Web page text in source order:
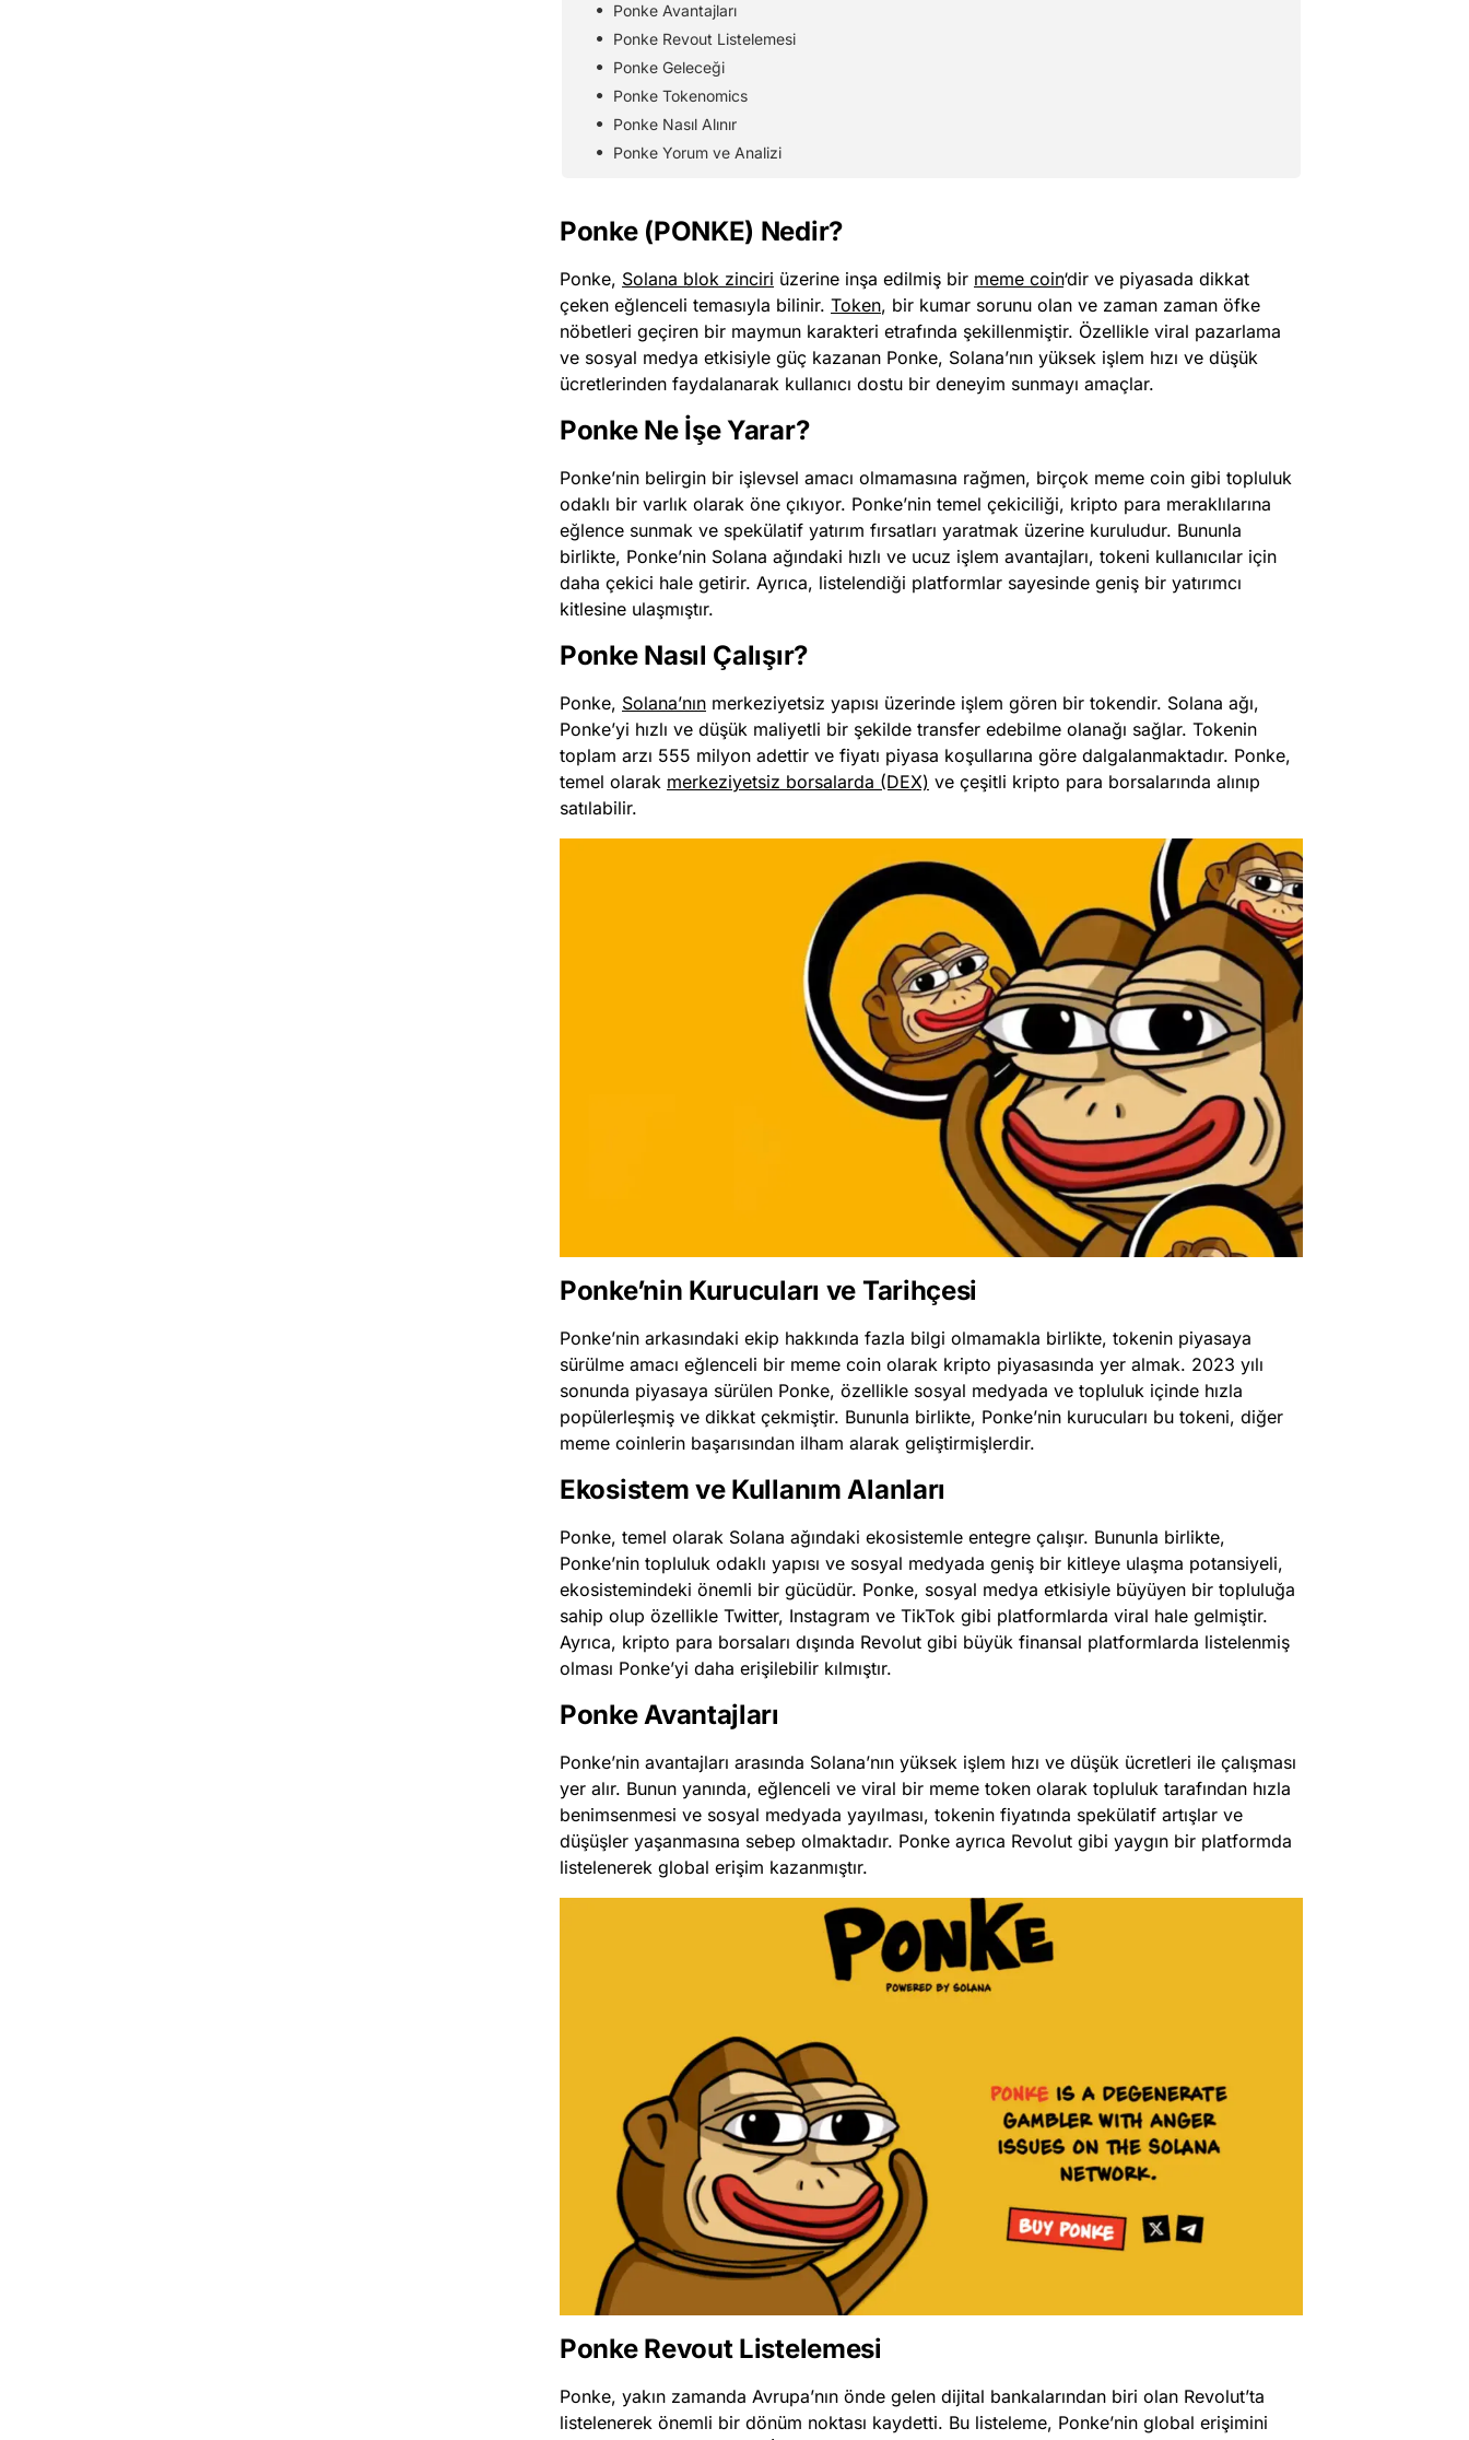
Ponke Avantajları
Ponke Revout Listelemesi
Ponke Geleceği
Ponke Tokenomics
Ponke Nasıl Alınır
Ponke Yorum ve Analizi
Ponke (PONKE) Nedir?
Ponke, Solana blok zinciri üzerine inşa edilmiş bir meme coin‘dir ve piyasada dikkat
çeken eğlenceli temasıyla bilinir. Token, bir kumar sorunu olan ve zaman zaman öfke
nöbetleri geçiren bir maymun karakteri etrafında şekillenmiştir. Özellikle viral pazarlama
ve sosyal medya etkisiyle güç kazanan Ponke, Solana’nın yüksek işlem hızı ve düşük
ücretlerinden faydalanarak kullanıcı dostu bir deneyim sunmayı amaçlar.
Ponke Ne İşe Yarar?
Ponke’nin belirgin bir işlevsel amacı olmamasına rağmen, birçok meme coin gibi topluluk
odaklı bir varlık olarak öne çıkıyor. Ponke’nin temel çekiciliği, kripto para meraklılarına
eğlence sunmak ve spekülatif yatırım fırsatları yaratmak üzerine kuruludur. Bununla
birlikte, Ponke’nin Solana ağındaki hızlı ve ucuz işlem avantajları, tokeni kullanıcılar için
daha çekici hale getirir. Ayrıca, listelendiği platformlar sayesinde geniş bir yatırımcı
kitlesine ulaşmıştır.
Ponke Nasıl Çalışır?
Ponke, Solana’nın merkeziyetsiz yapısı üzerinde işlem gören bir tokendir. Solana ağı,
Ponke’yi hızlı ve düşük maliyetli bir şekilde transfer edebilme olanağı sağlar. Tokenin
toplam arzı 555 milyon adettir ve fiyatı piyasa koşullarına göre dalgalanmaktadır. Ponke,
temel olarak merkeziyetsiz borsalarda (DEX) ve çeşitli kripto para borsalarında alınıp
satılabilir.
Ponke’nin Kurucuları ve Tarihçesi
Ponke’nin arkasındaki ekip hakkında fazla bilgi olmamakla birlikte, tokenin piyasaya
sürülme amacı eğlenceli bir meme coin olarak kripto piyasasında yer almak. 2023 yılı
sonunda piyasaya sürülen Ponke, özellikle sosyal medyada ve topluluk içinde hızla
popülerleşmiş ve dikkat çekmiştir. Bununla birlikte, Ponke’nin kurucuları bu tokeni, diğer
meme coinlerin başarısından ilham alarak geliştirmişlerdir.
Ekosistem ve Kullanım Alanları
Ponke, temel olarak Solana ağındaki ekosistemle entegre çalışır. Bununla birlikte,
Ponke’nin topluluk odaklı yapısı ve sosyal medyada geniş bir kitleye ulaşma potansiyeli,
ekosistemindeki önemli bir gücüdür. Ponke, sosyal medya etkisiyle büyüyen bir topluluğa
sahip olup özellikle Twitter, Instagram ve TikTok gibi platformlarda viral hale gelmiştir.
Ayrıca, kripto para borsaları dışında Revolut gibi büyük finansal platformlarda listelenmiş
olması Ponke’yi daha erişilebilir kılmıştır.
Ponke Avantajları
Ponke’nin avantajları arasında Solana’nın yüksek işlem hızı ve düşük ücretleri ile çalışması
yer alır. Bunun yanında, eğlenceli ve viral bir meme token olarak topluluk tarafından hızla
benimsenmesi ve sosyal medyada yayılması, tokenin fiyatında spekülatif artışlar ve
düşüşler yaşanmasına sebep olmaktadır. Ponke ayrıca Revolut gibi yaygın bir platformda
listelenerek global erişim kazanmıştır.
Ponke Revout Listelemesi
Ponke, yakın zamanda Avrupa’nın önde gelen dijital bankalarından biri olan Revolut’ta
listelenerek önemli bir dönüm noktası kaydetti. Bu listeleme, Ponke’nin global erişimini